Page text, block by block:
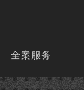
全案服务